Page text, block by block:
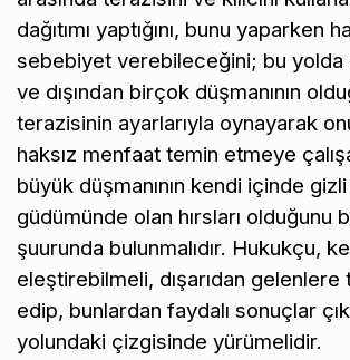
dağıtımı yaptığını, bunu yaparken
sebebiyet verebileceğini; bu yolda
ve dışından birçok düşmanının
terazisinin ayarlarıyla oynayarak
haksız menfaat temin etmeye
büyük düşmanının kendi içinde
güdümünde olan hırsları olduğunu
şuurunda bulunmalıdır. Hukukçu,
eleştirebilmeli, dışarıdan gelenlere
edip, bunlardan faydalı sonuçlar
yolundaki çizgisinde yürümelidir.